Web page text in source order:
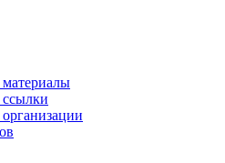
материалы
ссылки